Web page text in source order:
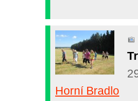
Horní Bradlo